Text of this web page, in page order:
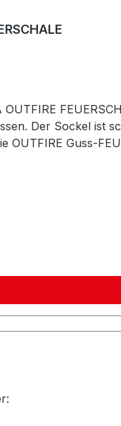
Der Sockel ist